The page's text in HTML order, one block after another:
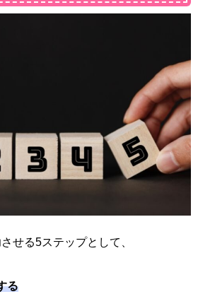
せる5ステップとして、
る